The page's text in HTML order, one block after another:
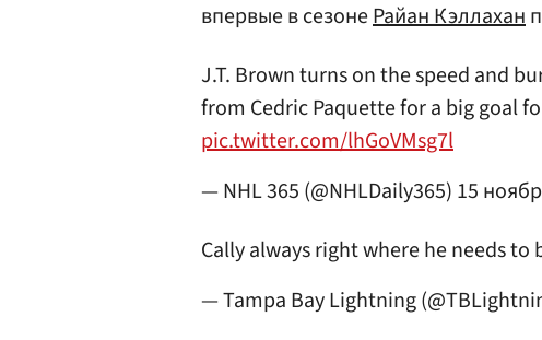
впервые в сезонеРайан Кэллахан
J.T. Brown turns on the speed and
from Cedric Paquette for a big goal
pic.twitter.com/lhGoVMsg7l
— NHL 365 (@NHLDaily365) 15
Cally always right where he needs to
— Tampa Bay Lightning